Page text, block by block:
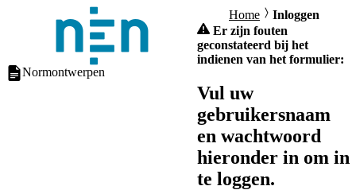
Normontwerpen
Home
Inloggen
Er zijn fouten
geconstateerd bij het
indienen van het formulier:
Vul uw
gebruikersnaam
en wachtwoord
hieronder in om in
te loggen.